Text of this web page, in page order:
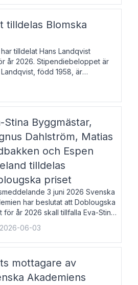
tilldelas Blomska
tilldelat Hans Landqvist
år 2026. Stipendiebeloppet är
född 1958, är
Göteborgs universitet. Han
avhandlingen Författn
Stina Byggmästar,
Dahlström, Matias
och Espen
tilldelas
priset
3 juni 2026 Svenska
har beslutat att Doblougska
för år 2026 skall tillfalla Eva-Stina
Magnus Dahlström, Matias
samt Espen Stueland.
är 200 000 svenska
2026-06-03
mottagare av
Akademiens